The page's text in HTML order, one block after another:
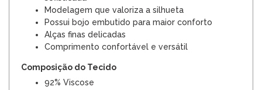
Modelagem que valoriza a silhueta
Possui bojo embutido para maior conforto
Alças finas delicadas
Comprimento confortável e versátil
Composição do Tecido
92% Viscose